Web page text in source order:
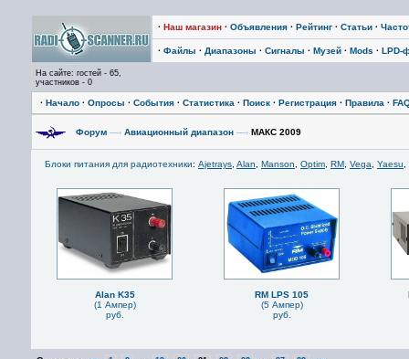
· Наш магазин · Объявления · Рейтинг · Статьи ·
· Файлы · Диапазоны · Сигналы · Музей · Mods · LPD-
На сайте: гостей - 65,
участников - 0
· Начало · Опросы · События · Статистика · Поиск · Регистрация · Правила ·
Форум —› Авиационный диапазон —› МАКС 2009
Блоки питания для радиотехники: Ajetrays Alan Manson Optim RM Vega Yaesu
Alan K35
(1 Ампер)
руб.
RM LPS 105
(5 Ампер)
руб.